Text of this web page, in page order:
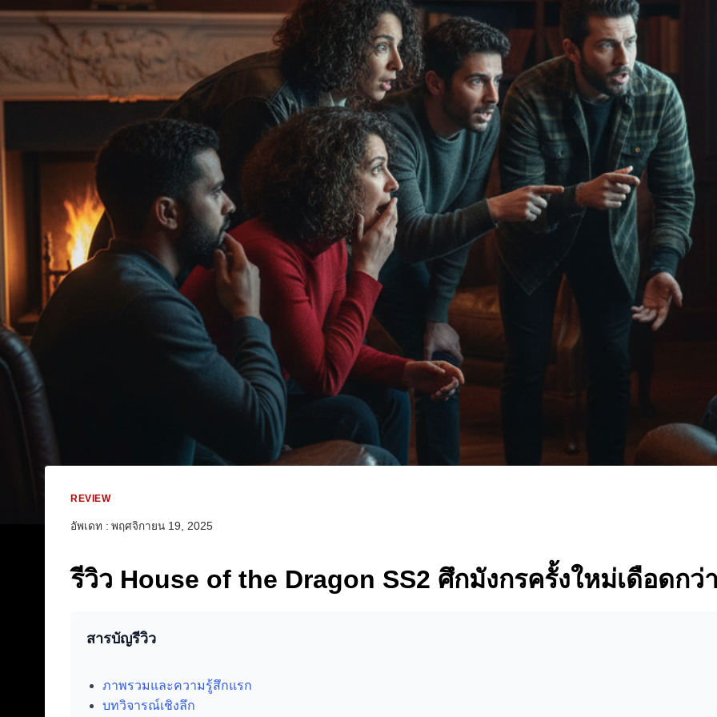
REVIEW
อัพเดท : พฤศจิกายน 19, 2025
รีวิว House of the Dragon SS2 ศึกมังกรครั้งใหม่เดือดกว่
สารบัญรีวิว
ภาพรวมและความรู้สึกแรก
บทวิจารณ์เชิงลึก